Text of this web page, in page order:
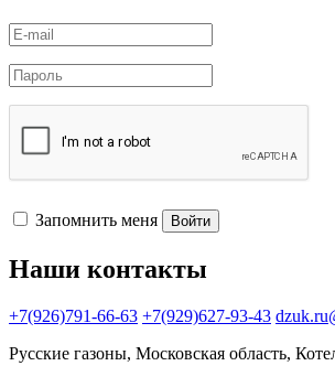
Запомнить меня Войти
Наши контакты
+7(926)791-66-63 +7(929)627-93-43
Русские газоны, Московская область,